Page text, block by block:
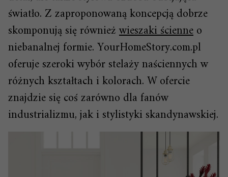
światło. Z zaproponowaną koncepcją dobrze
skomponują się równieżwieszaki ścienneo
niebanalnej formie. YourHomeStory.com.pl
oferuje szeroki wybór stelaży naściennych w
różnych kształtach i kolorach. W ofercie
znajdzie się coś zarówno dla fanów
industrializmu, jak i stylistyki skandynawskiej.